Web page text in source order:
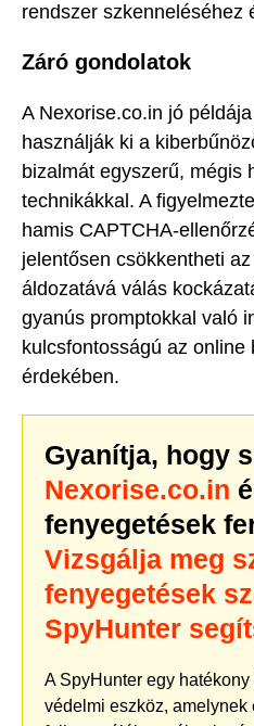
rendszer szkenneléséhez
Záró gondolatok
A Nexorise.co.in jó
használják ki a
bizalmát egyszerű, mégis
technikákkal. A
hamis CAPTCHA-
jelentősen csökkentheti
áldozatává válás
gyanús promptokkal való
kulcsfontosságú az online
érdekében.
Gyanítja, hogy
Nexorise.co.in
fenyegetések
Vizsgálja meg
fenyegetések
SpyHunter
A SpyHunter egy
védelmi eszköz, amelynek